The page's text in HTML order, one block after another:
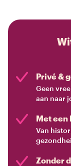
Privé &
Geen
aan naar
Met een
Van
Zonder